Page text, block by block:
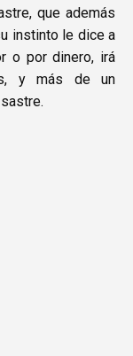
que además
instinto le dice a
o por dinero, irá
y más de un